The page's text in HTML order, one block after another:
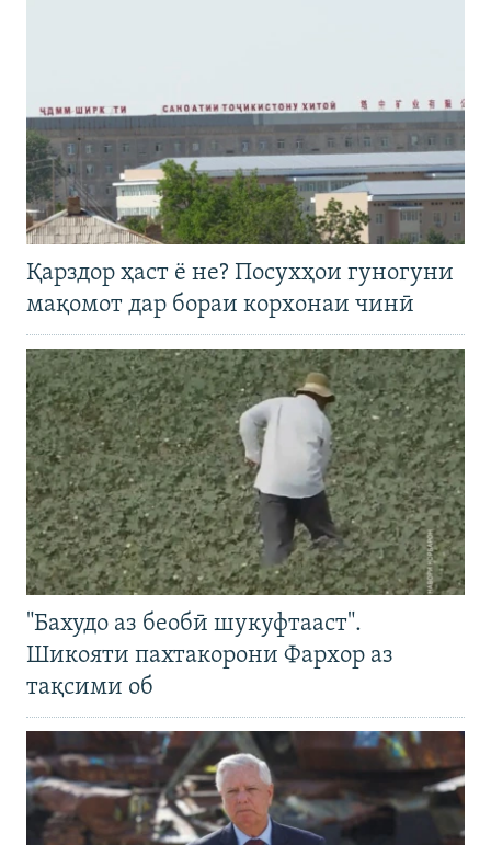
Қарздор ҳаст ё не? Посухҳои гуногуни
мақомот дар бораи корхонаи чинӣ
"Бахудо аз беобӣ шукуфтааст".
Шикояти пахтакорони Фархор аз
тақсими об